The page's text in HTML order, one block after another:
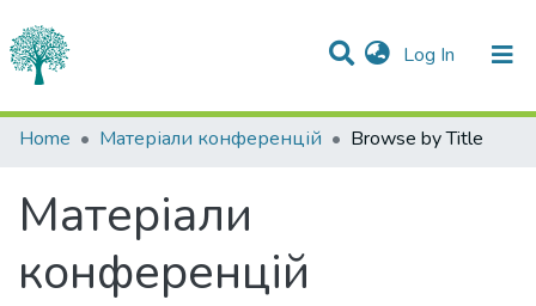
Log In (current)
Communities & Collections
Home Матеріали конференцій Browse by Title
Матеріали
конференцій